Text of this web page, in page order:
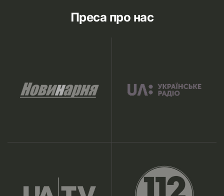
Преса про нас